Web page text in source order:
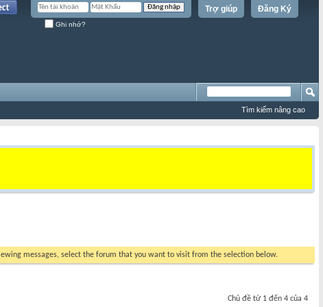
Đăng Ký
Trợ giúp
Ghi nhớ?
Tìm kiếm nâng cao
messages, select the forum that you want to visit from the selection below.
Chủ đề từ 1 đến 4 của 4